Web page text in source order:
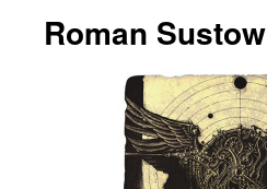
Roman Sustow